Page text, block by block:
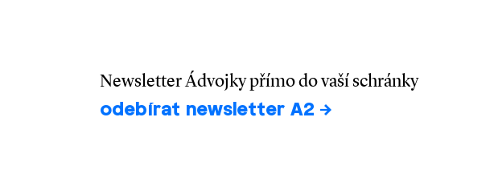
Newsletter Ádvojky přímo do vaší schránky
odebírat newsletter A2